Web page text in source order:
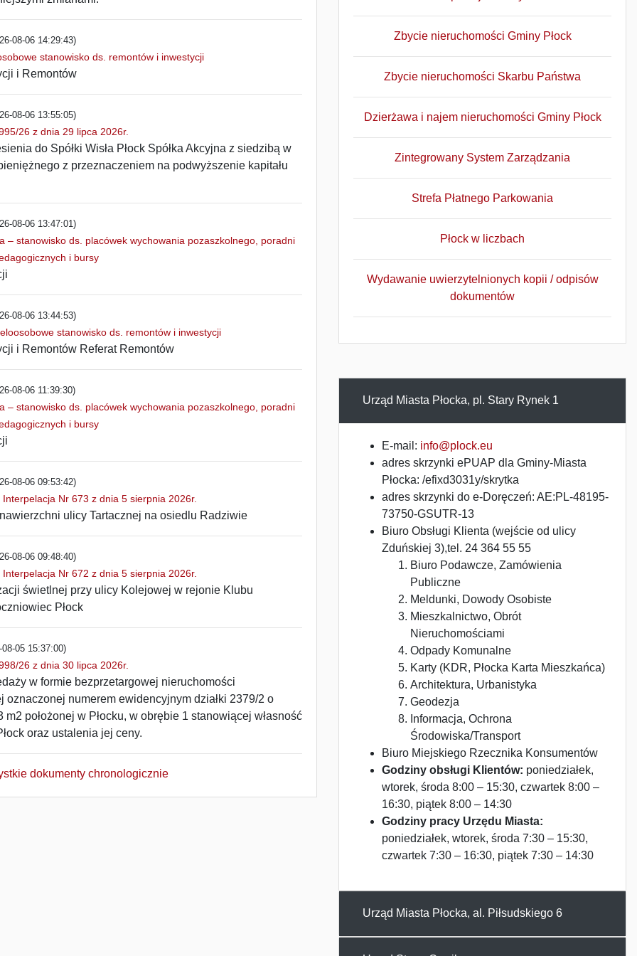
08-06 14:29:43)
stanowisko ds. remontów i inwestycji
i Remontów
08-06 13:55:05)
26 z dnia 29 lipca 2026r.
do Spółki Wisła Płock Spółka Akcyjna z siedzibą w
z przeznaczeniem na podwyższenie kapitału
08-06 13:47:01)
– stanowisko ds. placówek wychowania pozaszkolnego, poradni
i bursy
08-06 13:44:53)
stanowisko ds. remontów i inwestycji
i Remontów Referat Remontów
08-06 11:39:30)
– stanowisko ds. placówek wychowania pozaszkolnego, poradni
i bursy
08-06 09:53:42)
Nr 673 z dnia 5 sierpnia 2026r.
ulicy Tartacznej na osiedlu Radziwie
08-06 09:48:40)
Nr 672 z dnia 5 sierpnia 2026r.
świetlnej przy ulicy Kolejowej w rejonie Klubu
Płock
05 15:37:00)
26 z dnia 30 lipca 2026r.
w formie bezprzetargowej nieruchomości
oznaczonej numerem ewidencyjnym działki 2379/2 o
położonej w Płocku, w obrębie 1 stanowiącej własność
oraz ustalenia jej ceny.
dokumenty chronologicznie
Zbycie nieruchomości Gminy Płock
Zbycie nieruchomości Skarbu Państwa
Dzierżawa i najem nieruchomości Gminy Płock
Zintegrowany System Zarządzania
Strefa Płatnego Parkowania
Płock w liczbach
Wydawanie uwierzytelnionych kopii / odpisów
dokumentów
Urząd Miasta Płocka, pl. Stary Rynek 1
E-mail: info@plock.eu
adres skrzynki ePUAP dla Gminy-Miasta
Płocka: /efixd3031y/skrytka
adres skrzynki do e-Doręczeń: AE:PL-48195-
73750-GSUTR-13
Biuro Obsługi Klienta (wejście od ulicy
Zduńskiej 3),tel. 24 364 55 55
Biuro Podawcze, Zamówienia
Publiczne
Meldunki, Dowody Osobiste
Mieszkalnictwo, Obrót
Nieruchomościami
Odpady Komunalne
Karty (KDR, Płocka Karta Mieszkańca)
Architektura, Urbanistyka
Geodezja
Informacja, Ochrona
Środowiska/Transport
Biuro Miejskiego Rzecznika Konsumentów
Godziny obsługi Klientów: poniedziałek,
wtorek, środa 8:00 – 15:30, czwartek 8:00 –
16:30, piątek 8:00 – 14:30
Godziny pracy Urzędu Miasta:
poniedziałek, wtorek, środa 7:30 – 15:30,
czwartek 7:30 – 16:30, piątek 7:30 – 14:30
Urząd Miasta Płocka, al. Piłsudskiego 6